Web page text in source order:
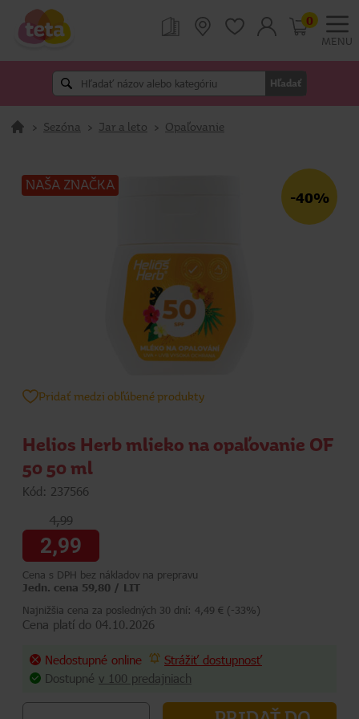
MENU
Hľadať
0
> Sezóna > Jar a leto > Opaľovanie
NAŠA ZNAČKA
-40%
Pridať medzi obľúbené produkty
Helios Herb mlieko na opaľovanie OF
50 50 ml
Kód: 237566
4,99
2,99
Cena s DPH bez nákladov na prepravu
Jedn. cena 59,80 / LIT
Najnižšia cena za posledných 30 dní: 4,49 € (-33%)
Cena platí do 04.10.2026
Nedostupné online
Strážiť dostupnosť
Dostupné v 100 predajniach